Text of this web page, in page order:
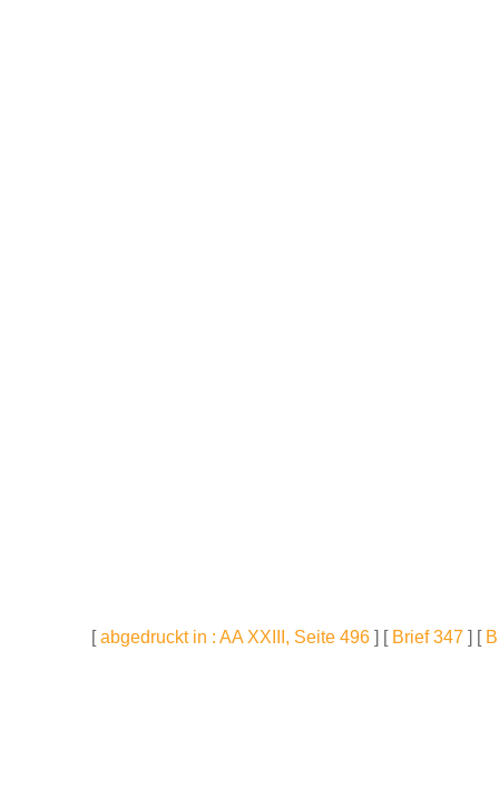
[abgedruckt in : AA XXIII, Seite 496 ] [ Brief 347 ] [